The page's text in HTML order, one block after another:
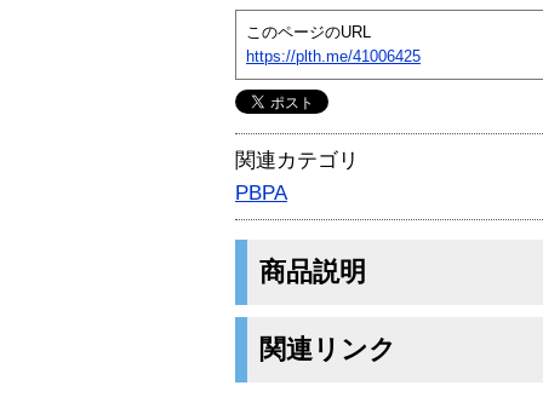
このページのURL
https://plth.me/41006425
関連カテゴリ
PBPA
商品説明
関連リンク